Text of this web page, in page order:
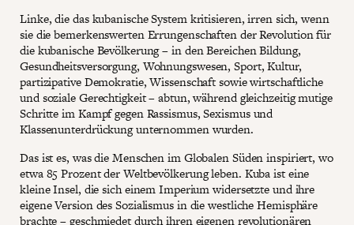
Linke, die das kubanische System kritisieren, irren sich, wenn
sie die bemerkenswerten Errungenschaften der Revolution für
die kubanische Bevölkerung – in den Bereichen Bildung,
Gesundheitsversorgung, Wohnungswesen, Sport, Kultur,
partizipative Demokratie, Wissenschaft sowie wirtschaftliche
und soziale Gerechtigkeit – abtun, während gleichzeitig mutige
Schritte im Kampf gegen Rassismus, Sexismus und
Klassenunterdrückung unternommen wurden.
Das ist es, was die Menschen im Globalen Süden inspiriert, wo
etwa 85 Prozent der Weltbevölkerung leben. Kuba ist eine
kleine Insel, die sich einem Imperium widersetzte und ihre
eigene Version des Sozialismus in die westliche Hemisphäre
brachte – geschmiedet durch ihren eigenen revolutionären